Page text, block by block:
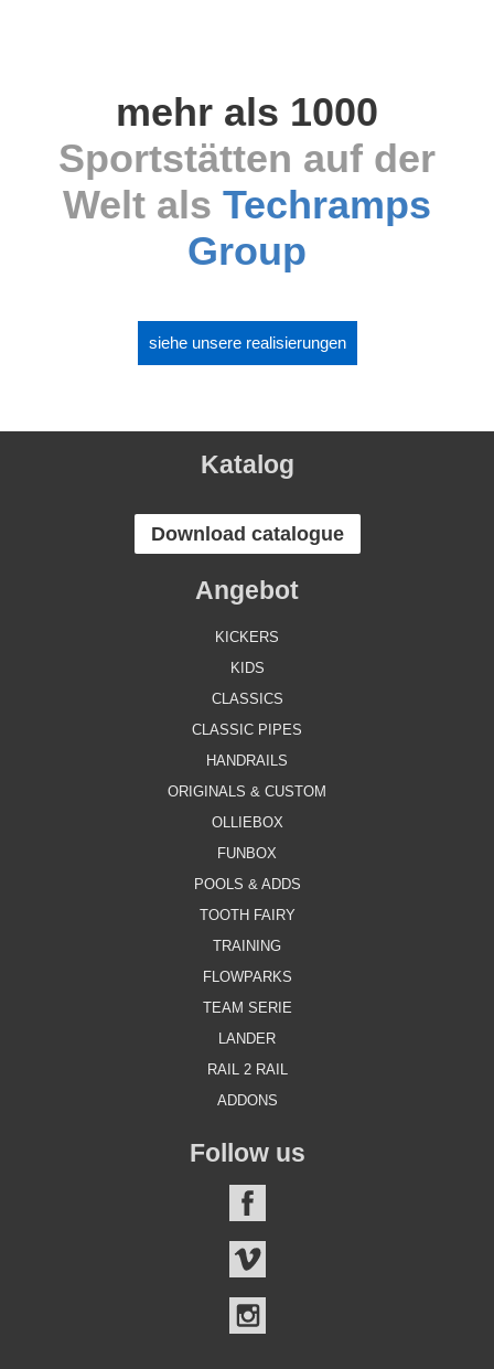
mehr als 1000
Sportstätten auf der
Welt als Techramps
Group
siehe unsere realisierungen
Katalog
Download catalogue
Angebot
KICKERS
KIDS
CLASSICS
CLASSIC PIPES
HANDRAILS
ORIGINALS & CUSTOM
OLLIEBOX
FUNBOX
POOLS & ADDS
TOOTH FAIRY
TRAINING
FLOWPARKS
TEAM SERIE
LANDER
RAIL 2 RAIL
ADDONS
Follow us